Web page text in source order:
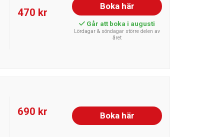
470 kr
Boka här
Går att boka i augusti
Lördagar & söndagar större delen av
året
690 kr Boka här